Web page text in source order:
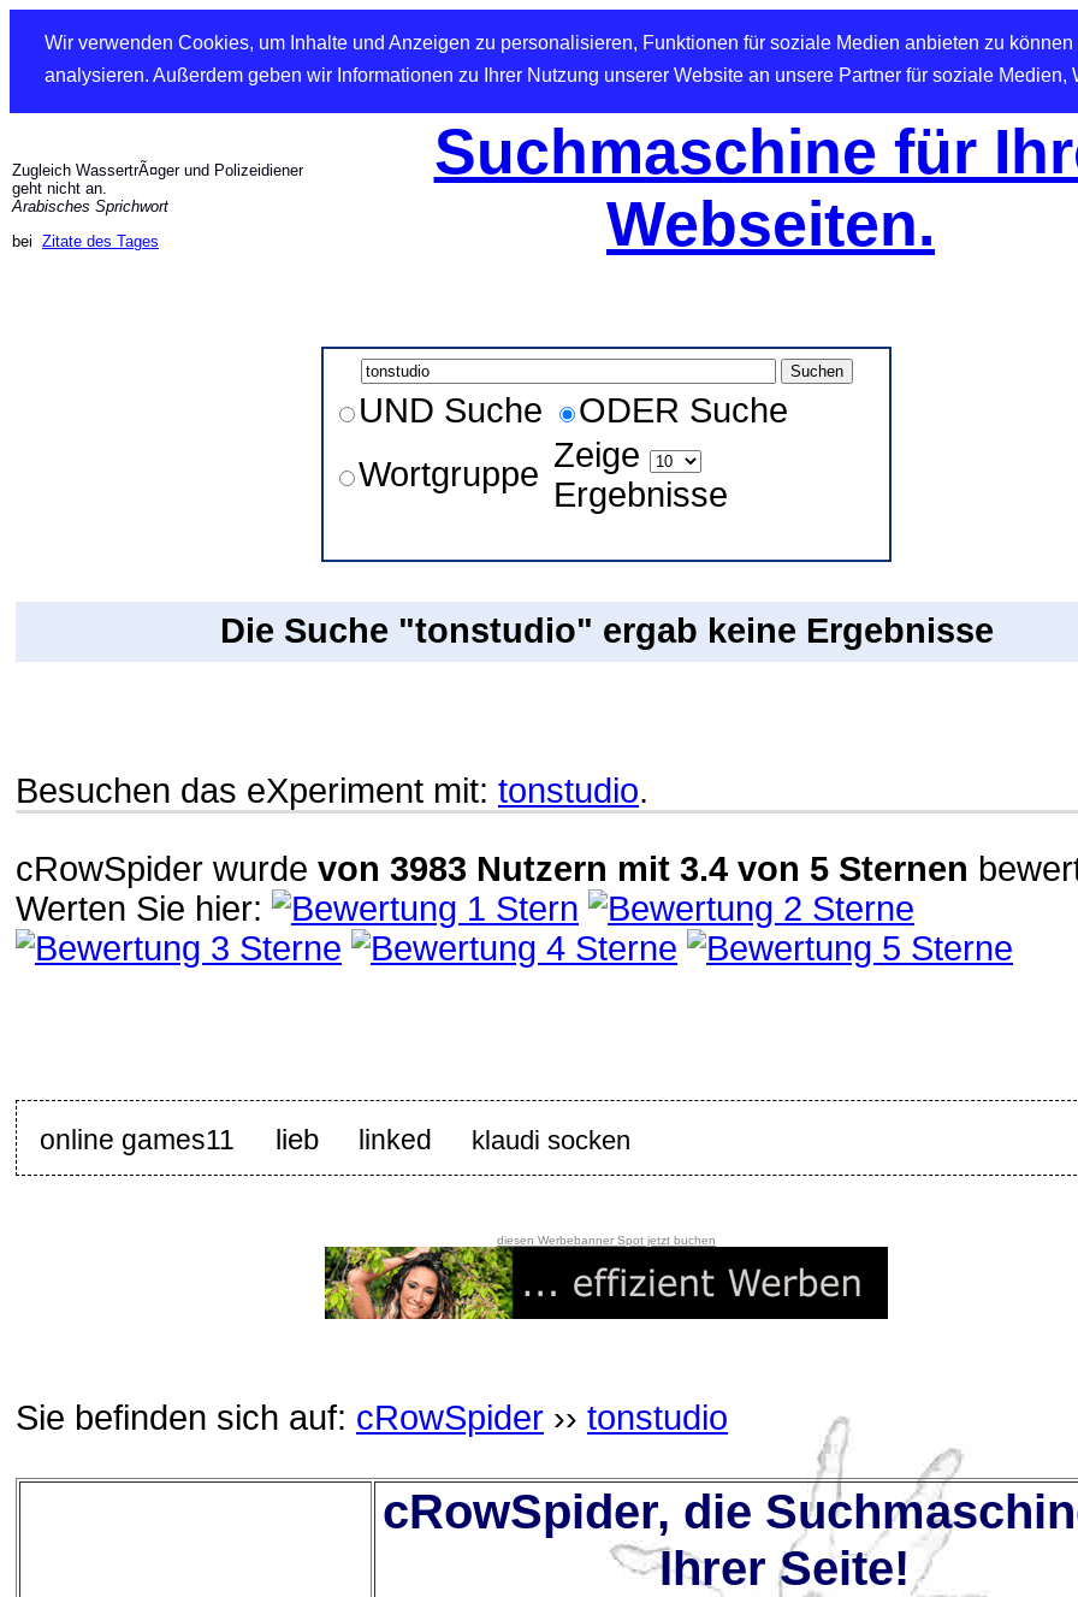
Wir verwenden Cookies, um Inhalte und Anzeigen zu personalisieren, Funktionen für soziale Medien anbieten zu
analysieren. Außerdem geben wir Informationen zu Ihrer Nutzung unserer Website an unsere Partner für soziale Medien,
Zugleich WassertrÃ¤ger und Polizeidiener
geht nicht an.
Arabisches Sprichwort
bei Zitate des Tages
Suchmaschine für
Webseiten.
UND Suche
ODER Suche
Wortgruppe Zeige
Ergebnisse
Die Suche "tonstudio" ergab keine Ergebnisse
Besuchen das eXperiment mit: tonstudio.
cRowSpider wurde von 3983 Nutzern mit 3.4 von 5 Sternen
Werten Sie hier:
online games11 lieb linked klaudi socken
diesen Werbebanner Spot jetzt buchen
Sie befinden sich auf: cRowSpider ›› tonstudio
cRowSpider, die
Ihrer Seite!